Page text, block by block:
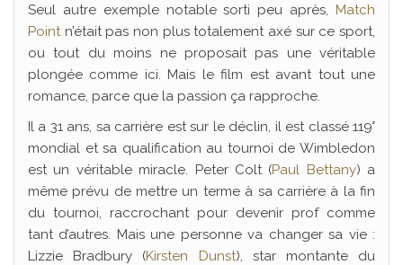
Seul autre exemple notable sorti peu après, Match
Pointn’était pas non plus totalement axé sur ce sport,
ou tout du moins ne proposait pas une véritable
plongée comme ici. Mais le film est avant tout une
romance, parce que la passion ça rapproche.
Il a 31 ans, sa carrière est sur le déclin, il est classé 119°
mondial et sa qualification au tournoi de Wimbledon
est un véritable miracle. Peter Colt (Paul Bettany) a
même prévu de mettre un terme à sa carrière à la fin
du tournoi, raccrochant pour devenir prof comme
tant d’autres. Mais une personne va changer sa vie :
Lizzie Bradbury (Kirsten Dunst), star montante du